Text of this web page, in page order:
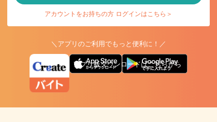
アカウントをお持ちの方 ログインはこちら＞
＼アプリのご利用でもっと便利に！／
アプリ版ダウンロードはこちらから